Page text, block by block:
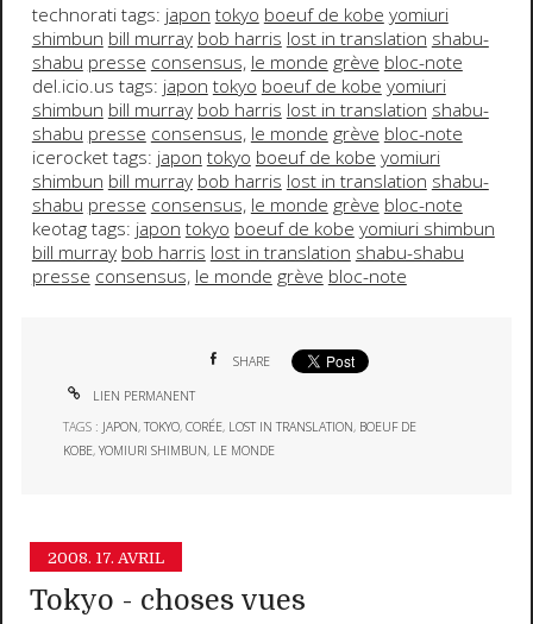
technorati tags: japon tokyo boeuf de kobe yomiuri
shimbun bill murray bob harris lost in translation shabu-
shabu presse consensus, le monde grève bloc-note
del.icio.us tags: japon tokyo boeuf de kobe yomiuri
shimbun bill murray bob harris lost in translation shabu-
shabu presse consensus, le monde grève bloc-note
icerocket tags: japon tokyo boeuf de kobe yomiuri
shimbun bill murray bob harris lost in translation shabu-
shabu presse consensus, le monde grève bloc-note
keotag tags: japon tokyo boeuf de kobe yomiuri shimbun
bill murray bob harris lost in translation shabu-shabu
presse consensus, le monde grève bloc-note
SHARE
LIEN PERMANENT
TAGS : JAPON,TOKYO,CORÉE, LOST IN TRANSLATION, BOEUF DE
KOBE,YOMIURI SHIMBUN, LE MONDE
2008. 17. AVRIL
Tokyo - choses vues